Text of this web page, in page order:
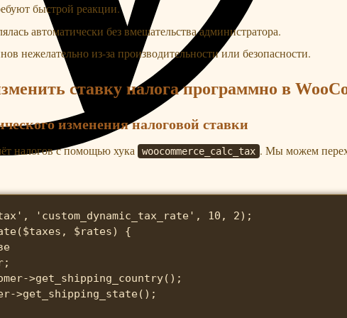
быстрой реакции.
автоматически без вмешательства администратора.
нежелательно из-за производительности или безопасности.
ставку налога программно в
изменения налоговой ставки
налогов с помощью хука woocommerce_calc_tax . Мы можем
'custom_dynamic_tax_rate', 10, 2);
$rates) {
>get_shipping_country();
>get_shipping_state();